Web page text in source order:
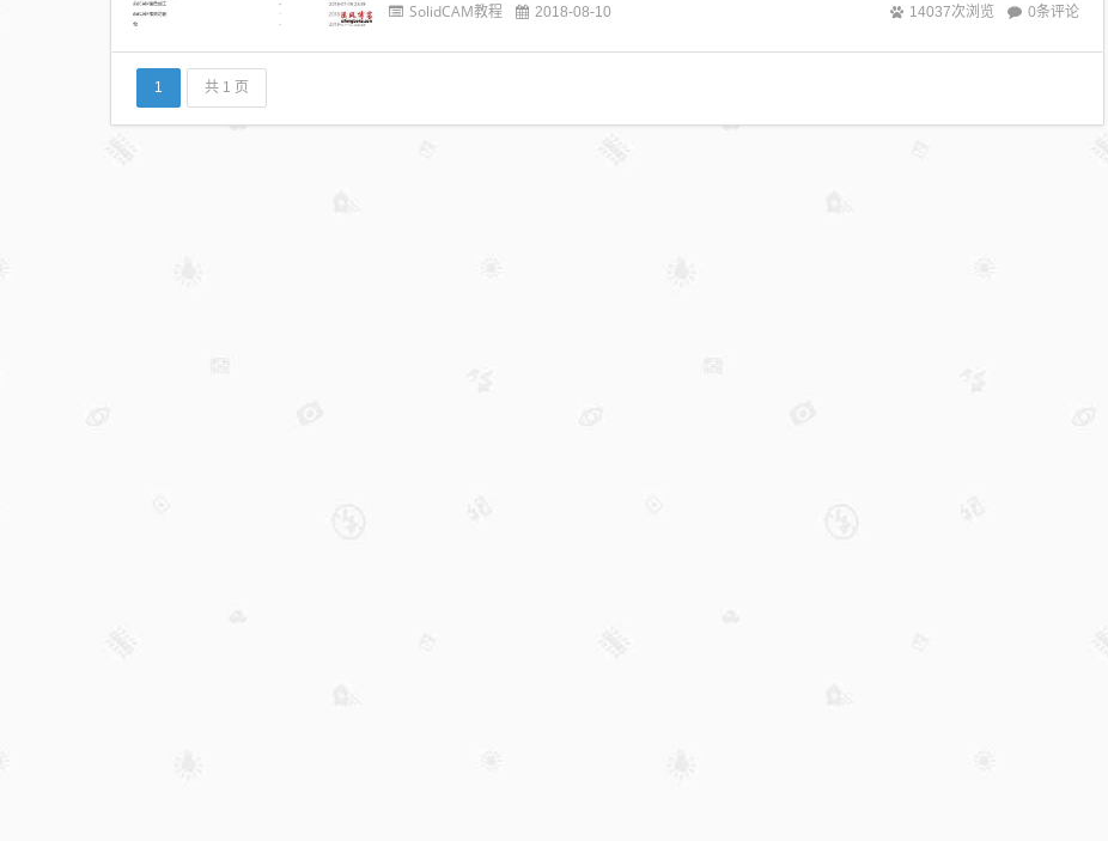
SolidCAM教程 2018-08-10 14037次浏览 0条评论
1 共 1 页